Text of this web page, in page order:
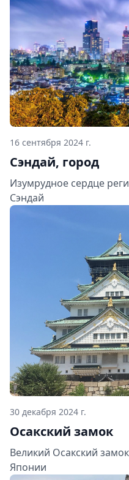
16 сентября 2024 г.
Сэндай, город
Изумрудное сердце
Сэндай
30 декабря 2024 г.
Осакский замок
Великий Осакский
Японии